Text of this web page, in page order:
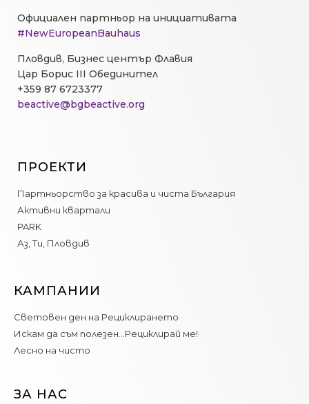
Официален партньор на инициативата
#NewEuropeanBauhaus
Пловдив, Бизнес център Флавия
Цар Борис III Обединител
+359 87 6723377
beactive@bgbeactive.org
ПРОЕКТИ
Партньорство за красива и чиста България
Активни квартали
PARK
Аз, Ти, Пловдив
КАМПАНИИ
Световен ден на Рециклирането
Искам да съм полезен…Рециклирай ме!
Лесно на чисто
ЗА НАС